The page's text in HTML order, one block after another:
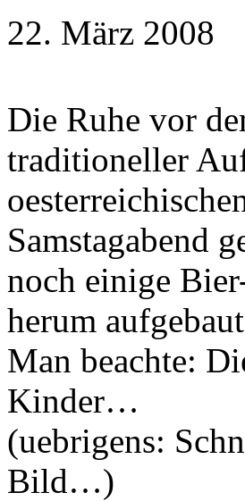
22. März 2008
Die Ruhe vor
traditioneller
Samstagabend
noch einige
herum
Man beachte:
Kinder…
(uebrigens:
Bild…)